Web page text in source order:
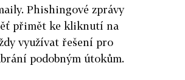
Phishingové zprávy
přimět ke kliknutí na
využívat řešení pro
podobným útokům.